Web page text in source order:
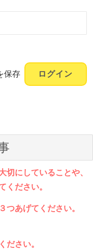
保存
切にしていることや、
ください。
つあげてください。
ださい。